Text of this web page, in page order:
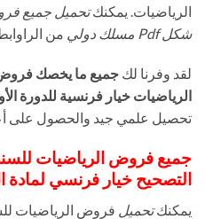
الرياضيات. يمكنكتحميل جميع
شكل Pdf مسلك دولي
من
لقد وفرنا لك جميع ما يخصك فروض
الرياضيات خيار فرنسية للدورة
تحصيل علمي جيد والحصول على
جميع فروض الرياضيات للسنة
التصحيح خيار فرنسي لمادة
يمكنكتحميل فروض الرياضيات